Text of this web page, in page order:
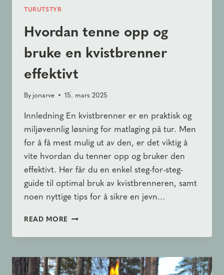
TURUTSTYR
Hvordan tenne opp og
bruke en kvistbrenner
effektivt
By jonarve 15. mars 2025
Innledning En kvistbrenner er en praktisk og
miljøvennlig løsning for matlaging på tur. Men
for å få mest mulig ut av den, er det viktig å
vite hvordan du tenner opp og bruker den
effektivt. Her får du en enkel steg-for-steg-
guide til optimal bruk av kvistbrenneren, samt
noen nyttige tips for å sikre en jevn…
READ MORE HVORDAN
OPP
BRUKE
EN